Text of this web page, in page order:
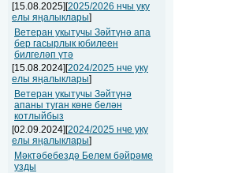
[15.08.2025][2025/2026 нчы уку
елы яңалыклары]
Ветеран укытучы Зәйтүнә апа
бер гасырлык юбилеен
билгеләп үтә
[15.08.2024][2024/2025 нче уку
елы яңалыклары]
Ветеран укытучы Зәйтүнә
апаны туган көне белән
котлыйбыз
[02.09.2024][2024/2025 нче уку
елы яңалыклары]
Мәктәбебездә Белем бәйрәме
узды